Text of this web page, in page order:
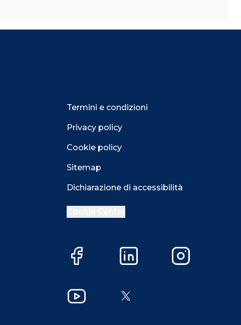
Termini e condizioni
Privacy policy
Cookie policy
Sitemap
Dichiarazione di accessibilità
Facebook LinkedIn Instagram
YouTube X